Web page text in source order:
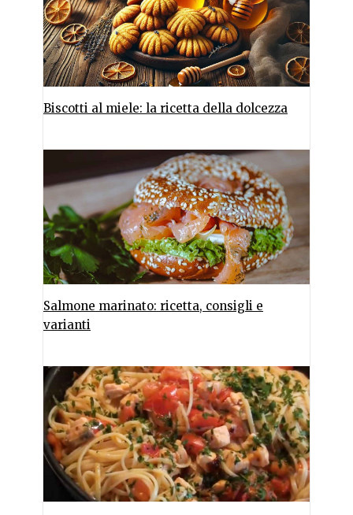
Biscotti al miele: la ricetta della dolcezza
Salmone marinato: ricetta, consigli e
varianti